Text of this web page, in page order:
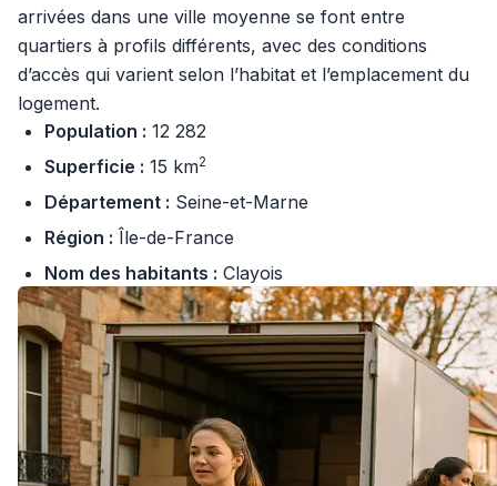
arrivées dans une ville moyenne se font entre
quartiers à profils différents, avec des conditions
d’accès qui varient selon l’habitat et l’emplacement du
logement.
Population : 12 282
Superficie : 15 km2
Département : Seine-et-Marne
Région : Île-de-France
Nom des habitants : Clayois